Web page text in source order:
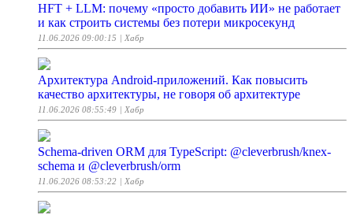
HFT + LLM: почему «просто добавить ИИ» не работает
и как строить системы без потери микросекунд
11.06.2026 09:00:15 | Хабр
Архитектура Android-приложений. Как повысить
качество архитектуры, не говоря об архитектуре
11.06.2026 08:55:49 | Хабр
Schema-driven ORM для TypeScript: @cleverbrush/knex-
schema и @cleverbrush/orm
11.06.2026 08:53:22 | Хабр